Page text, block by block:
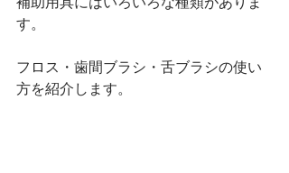
す。
フロス・歯間ブラシ・舌ブラシの使い
方を紹介します。